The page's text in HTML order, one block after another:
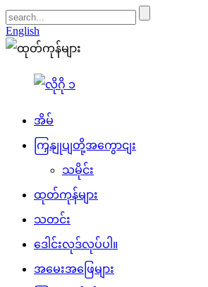
English
အိမ်
ကြှနျုပျတို့အကွောငျး
သမိုင်း
ထုတ်ကုန်များ
သတင်း
ဒေါင်းလုဒ်လုပ်ပါ။
အမေးအဖြေများ